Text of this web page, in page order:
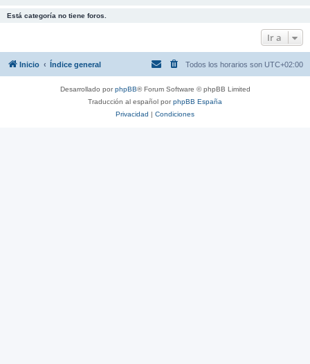
Está categoría no tiene foros.
Ir a
Inicio Índice general Todos los horarios son UTC+02:00
Desarrollado porphpBB® Forum Software © phpBB Limited
Traducción al español porphpBB España
Privacidad | Condiciones